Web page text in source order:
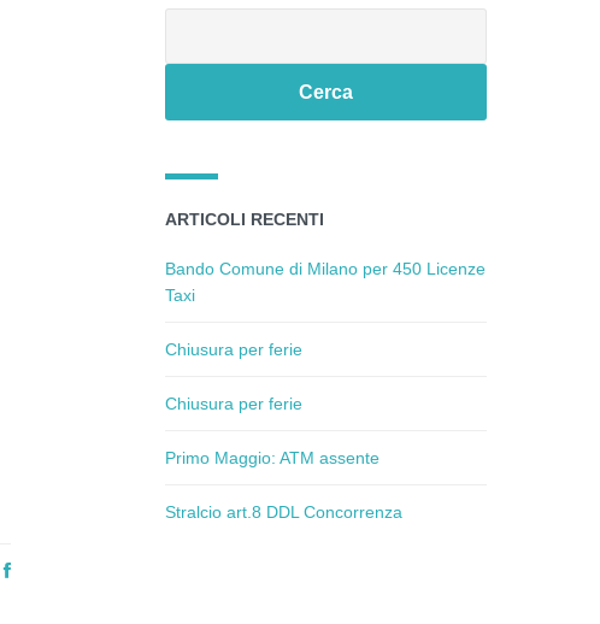
ARTICOLI RECENTI
Bando Comune di Milano per 450 Licenze
Taxi
Chiusura per ferie
Chiusura per ferie
Primo Maggio: ATM assente
Stralcio art.8 DDL Concorrenza